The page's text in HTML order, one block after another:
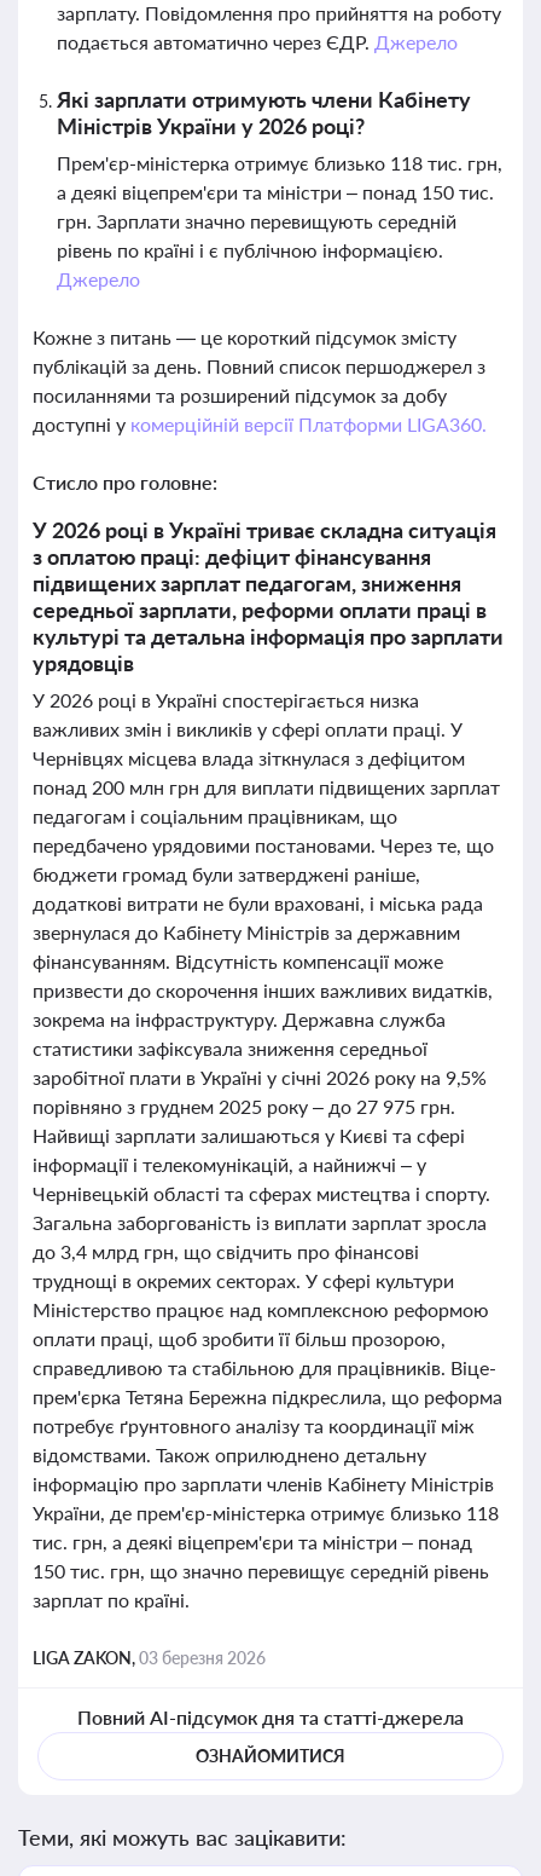
зарплату. Повідомлення про прийняття на роботу
подається автоматично через ЄДР. Джерело
Які зарплати отримують члени Кабінету
Міністрів України у 2026 році?
Прем'єр-міністерка отримує близько 118 тис. грн,
а деякі віцепрем'єри та міністри – понад 150 тис.
грн. Зарплати значно перевищують середній
рівень по країні і є публічною інформацією.
Джерело
Кожне з питань — це короткий підсумок змісту
публікацій за день. Повний список першоджерел з
посиланнями та розширений підсумок за добу
доступні у комерційній версії Платформи LIGA360.
Стисло про головне:
У 2026 році в Україні триває складна ситуація
з оплатою праці: дефіцит фінансування
підвищених зарплат педагогам, зниження
середньої зарплати, реформи оплати праці в
культурі та детальна інформація про зарплати
урядовців
У 2026 році в Україні спостерігається низка
важливих змін і викликів у сфері оплати праці. У
Чернівцях місцева влада зіткнулася з дефіцитом
понад 200 млн грн для виплати підвищених зарплат
педагогам і соціальним працівникам, що
передбачено урядовими постановами. Через те, що
бюджети громад були затверджені раніше,
додаткові витрати не були враховані, і міська рада
звернулася до Кабінету Міністрів за державним
фінансуванням. Відсутність компенсації може
призвести до скорочення інших важливих видатків,
зокрема на інфраструктуру. Державна служба
статистики зафіксувала зниження середньої
заробітної плати в Україні у січні 2026 року на 9,5%
порівняно з груднем 2025 року – до 27 975 грн.
Найвищі зарплати залишаються у Києві та сфері
інформації і телекомунікацій, а найнижчі – у
Чернівецькій області та сферах мистецтва і спорту.
Загальна заборгованість із виплати зарплат зросла
до 3,4 млрд грн, що свідчить про фінансові
труднощі в окремих секторах. У сфері культури
Міністерство працює над комплексною реформою
оплати праці, щоб зробити її більш прозорою,
справедливою та стабільною для працівників. Віце-
прем'єрка Тетяна Бережна підкреслила, що реформа
потребує ґрунтовного аналізу та координації між
відомствами. Також оприлюднено детальну
інформацію про зарплати членів Кабінету Міністрів
України, де прем'єр-міністерка отримує близько 118
тис. грн, а деякі віцепрем'єри та міністри – понад
150 тис. грн, що значно перевищує середній рівень
зарплат по країні.
LIGA ZAKON,03 березня 2026
Повний AI-підсумок дня та статті-джерела
ОЗНАЙОМИТИСЯ
Теми, які можуть вас зацікавити: